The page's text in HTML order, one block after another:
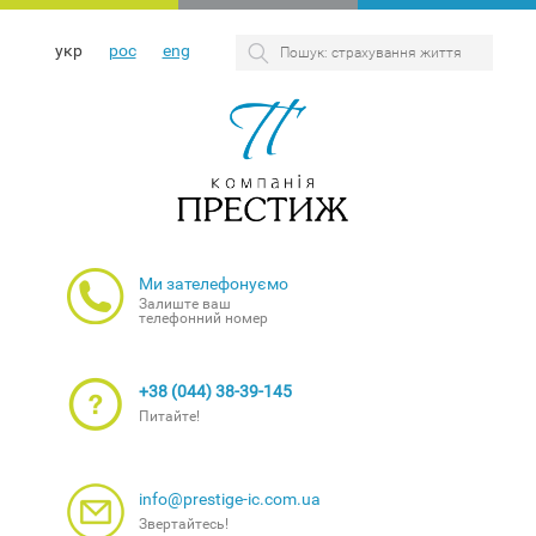
укр рос eng
Ми зателефонуємо
Залиште ваш
телефонний номер
+38 (044) 38-39-145
Питайте!
info@prestige-ic.com.ua
Звертайтесь!